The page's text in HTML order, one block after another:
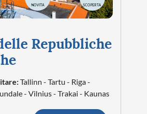
NOVITA SCOPERTA
Repubbliche
Tallinn - Tartu - Riga -
- Vilnius - Trakai - Kaunas